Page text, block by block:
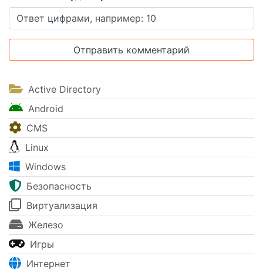
Active Directory
Android
CMS
Linux
Windows
Безопасность
Виртуализация
Железо
Игры
Интернет